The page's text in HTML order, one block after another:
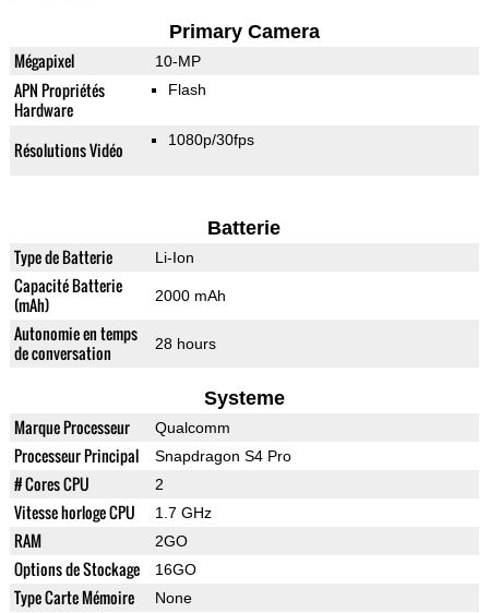
Primary Camera
Mégapixel 10-MP
APN Propriétés
Hardware
Flash
Résolutions Vidéo 1080p/30fps
Batterie
Type de Batterie Li-Ion
Capacité Batterie
(mAh)
2000 mAh
Autonomie en temps
de conversation
28 hours
Systeme
Marque Processeur Qualcomm
Processeur Principal Snapdragon S4 Pro
# Cores CPU 2
Vitesse horloge CPU 1.7 GHz
RAM 2GO
Options de Stockage 16GO
Type Carte Mémoire None